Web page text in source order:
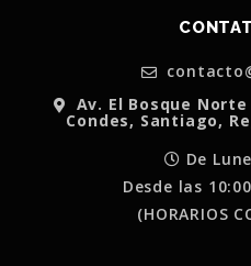
Av. El Bosque
Condes, Santiago,
De
Desde las
(HORARIOS